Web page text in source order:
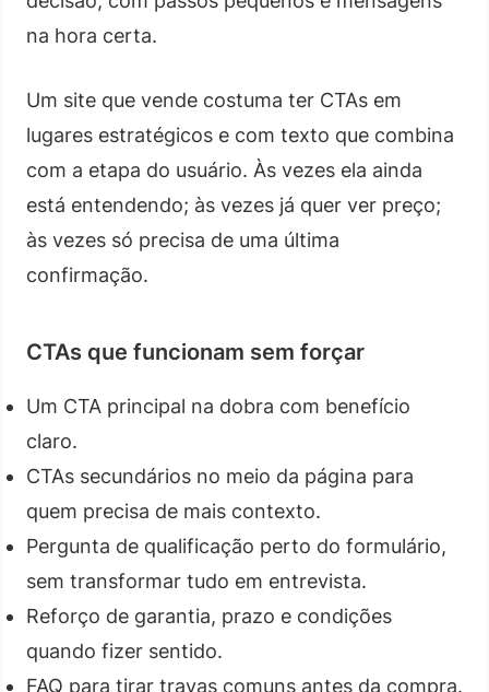
na hora certa.
Um site que vende costuma ter CTAs em
lugares estratégicos e com texto que combina
com a etapa do usuário. Às vezes ela ainda
está entendendo; às vezes já quer ver preço;
às vezes só precisa de uma última
confirmação.
CTAs que funcionam sem forçar
Um CTA principal na dobra com benefício
claro.
CTAs secundários no meio da página para
quem precisa de mais contexto.
Pergunta de qualificação perto do formulário,
sem transformar tudo em entrevista.
Reforço de garantia, prazo e condições
quando fizer sentido.
FAQ para tirar travas comuns antes da compra.